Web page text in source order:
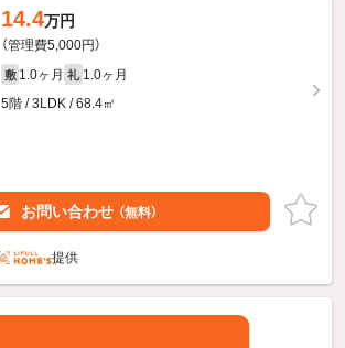
14.4万円
（管理費5,000円）
敷 1.0ヶ月 礼 1.0ヶ月
5階 / 3LDK / 68.4㎡
お問い合わせ （無料）
提供